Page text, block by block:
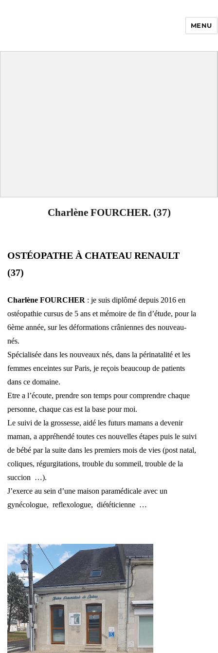
Enfance Made in
MENU
Charlène FOURCHER. (37)
OSTÉOPATHE À CHATEAU RENAULT
(37)
Charlène FOURCHER : je suis diplômé depuis 2016 en
ostéopathie cursus de 5 ans et mémoire de fin d’étude, pour la
6ème année, sur les déformations crâniennes des nouveau-
nés.
Spécialisée dans les nouveaux nés, dans la périnatalité et les
femmes enceintes sur Paris, je reçois beaucoup de patients
dans ce domaine.
Etre a l’écoute, prendre son temps pour comprendre chaque
personne, chaque cas est la base pour moi.
Le suivi de la grossesse, aidé les futurs mamans a devenir
maman, a appréhendé toutes ces nouvelles étapes puis le suivi
de bébé par la suite dans les premiers mois de vies (post natal,
coliques, régurgitations, trouble du sommeil, trouble de la
succion …).
J’exerce au sein d’une maison paramédicale avec un
gynécologue, reflexologue, diététicienne …